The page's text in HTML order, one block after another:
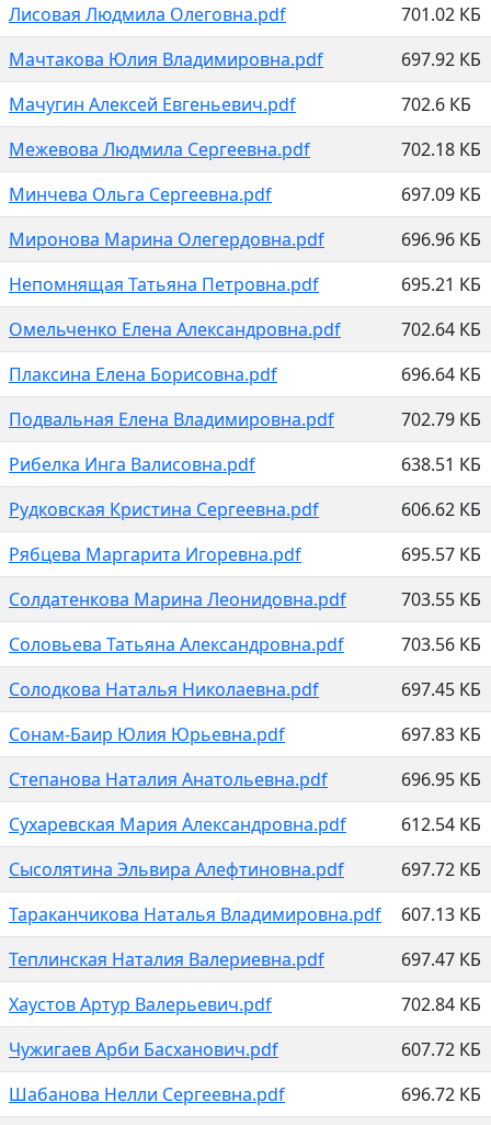
Лисовая Людмила Олеговна.pdf
701.02 КБ
Мачтакова Юлия Владимировна.pdf
697.92 КБ
Мачугин Алексей Евгеньевич.pdf
702.6 КБ
Межевова Людмила Сергеевна.pdf
702.18 КБ
Минчева Ольга Сергеевна.pdf
697.09 КБ
Миронова Марина Олегердовна.pdf
696.96 КБ
Непомнящая Татьяна Петровна.pdf
695.21 КБ
Омельченко Елена Александровна.pdf
702.64 КБ
Плаксина Елена Борисовна.pdf
696.64 КБ
Подвальная Елена Владимировна.pdf
702.79 КБ
Рибелка Инга Валисовна.pdf
638.51 КБ
Рудковская Кристина Сергеевна.pdf
606.62 КБ
Рябцева Маргарита Игоревна.pdf
695.57 КБ
Солдатенкова Марина Леонидовна.pdf
703.55 КБ
Соловьева Татьяна Александровна.pdf
703.56 КБ
Солодкова Наталья Николаевна.pdf
697.45 КБ
Сонам-Баир Юлия Юрьевна.pdf
697.83 КБ
Степанова Наталия Анатольевна.pdf
696.95 КБ
Сухаревская Мария Александровна.pdf
612.54 КБ
Сысолятина Эльвира Алефтиновна.pdf
697.72 КБ
Тараканчикова Наталья Владимировна.pdf
607.13 КБ
Теплинская Наталия Валериевна.pdf
697.47 КБ
Хаустов Артур Валерьевич.pdf
702.84 КБ
Чужигаев Арби Басханович.pdf
607.72 КБ
Шабанова Нелли Сергеевна.pdf
696.72 КБ